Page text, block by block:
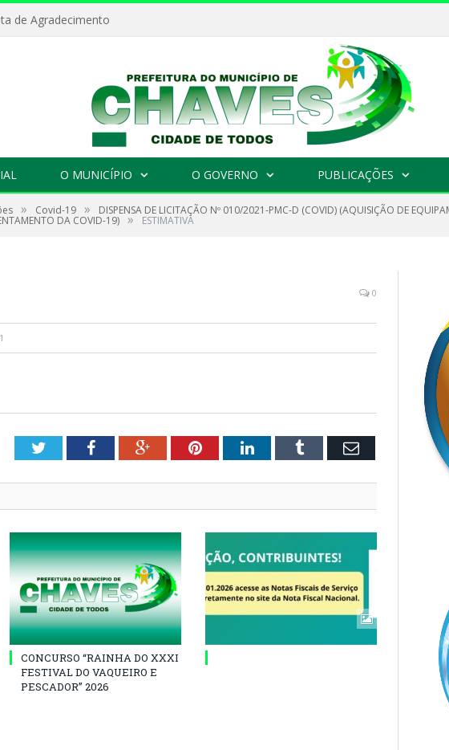
de Agradecimento
O MUNICÍPIO O GOVERNO PUBLICAÇÕES
» Covid-19 » DISPENSA DE LICITAÇÃO Nº 010/2021-PMC-D (COVID) (AQUISIÇÃO DE
DA COVID-19) » ESTIMATIVA
0
TwitterFacebookGoogle+PinterestLinkedInTumblr Email
CONCURSO “RAINHA DO XXXI
FESTIVAL DO VAQUEIRO E
PESCADOR” 2026